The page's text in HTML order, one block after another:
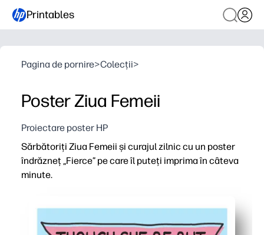
Printables
Pagina de pornire>Colecții>
Poster Ziua Femeii
Proiectare poster HP
Sărbătoriți Ziua Femeii și curajul zilnic cu un poster
îndrăzneț „Fierce” pe care îl puteți imprima în câteva
minute.
Stârnește conversații semnificative - un mesaj